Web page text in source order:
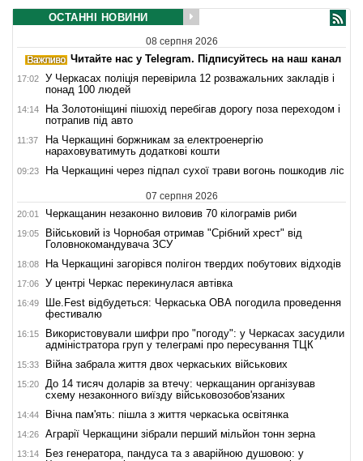
ОСТАННІ НОВИНИ
08 серпня 2026
Читайте нас у Telegram. Підписуйтесь на наш канал
17:02
У Черкасах поліція перевірила 12 розважальних закладів і
понад 100 людей
14:14
На Золотоніщині пішохід перебігав дорогу поза переходом і
потрапив під авто
11:37
На Черкащині боржникам за електроенергію
нараховуватимуть додаткові кошти
09:23 На Черкащині через підпал сухої трави вогонь пошкодив ліс
07 серпня 2026
20:01 Черкащанин незаконно виловив 70 кілограмів риби
19:05
Військовий із Чорнобая отримав "Срібний хрест" від
Головнокомандувача ЗСУ
18:08 На Черкащині загорівся полігон твердих побутових відходів
17:06 У центрі Черкас перекинулася автівка
16:49
Ше.Fest відбудеться: Черкаська ОВА погодила проведення
фестивалю
16:15
Використовували шифри про "погоду": у Черкасах засудили
адміністратора груп у телеграмі про пересування ТЦК
15:33 Війна забрала життя двох черкаських військових
15:20
До 14 тисяч доларів за втечу: черкащанин організував
схему незаконного виїзду військовозобов'язаних
14:44 Вічна пам'ять: пішла з життя черкаська освітянка
14:26 Аграрії Черкащини зібрали перший мільйон тонн зерна
13:14
Без генератора, пандуса та з аварійною душовою: у